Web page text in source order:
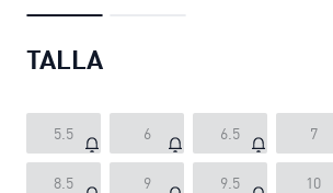
TALLA
5.5 6 6.5 7
8.5 9 9.5 10